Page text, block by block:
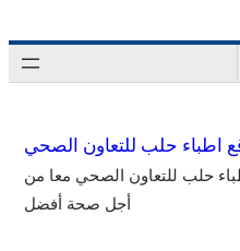
to
content
اطباء حلب للتعاون الصحي
حلب للتعاون الصحي معا من
أجل صحة أفضل